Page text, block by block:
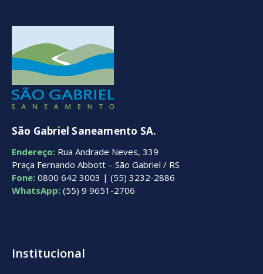
São Gabriel Saneamento SA.
Endereço: Rua Andrade Neves, 339
Praça Fernando Abbott – São Gabriel / RS
Fone: 0800 642 3003 | (55) 3232-2886
WhatsApp: (55) 9 9651-2706
Institucional